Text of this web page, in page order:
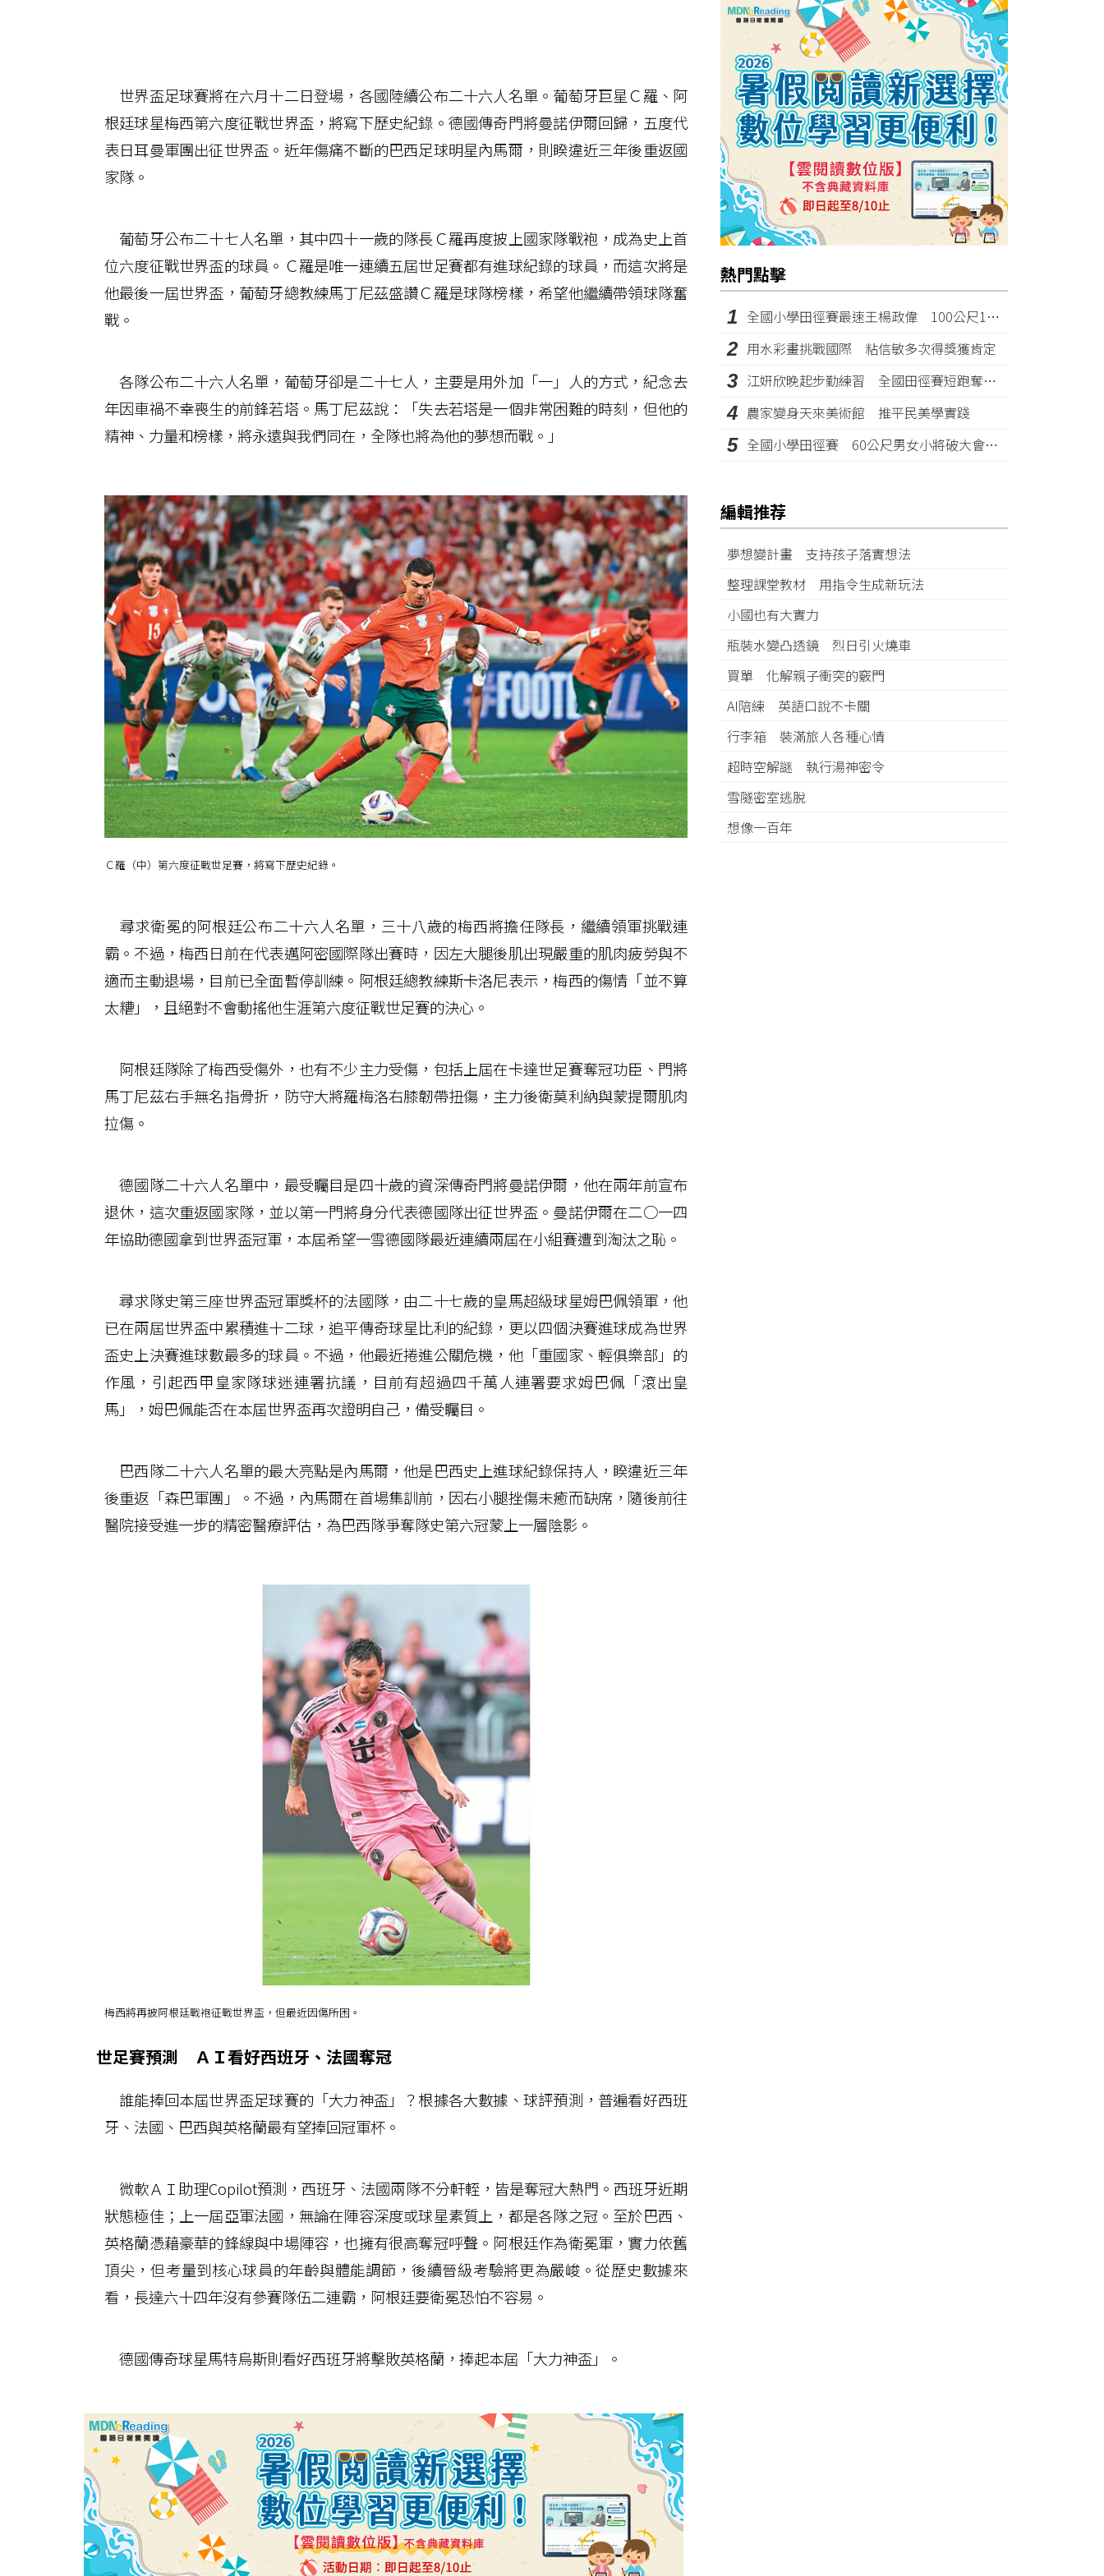
世界盃足球賽將在六月十二日登場，各國陸續公布二十六人名單。葡萄牙巨星Ｃ羅、阿
根廷球星梅西第六度征戰世界盃，將寫下歷史紀錄。德國傳奇門將曼諾伊爾回歸，五度代
表日耳曼軍團出征世界盃。近年傷痛不斷的巴西足球明星內馬爾，則睽違近三年後重返國
家隊。
葡萄牙公布二十七人名單，其中四十一歲的隊長Ｃ羅再度披上國家隊戰袍，成為史上首
位六度征戰世界盃的球員。Ｃ羅是唯一連續五屆世足賽都有進球紀錄的球員，而這次將是
他最後一屆世界盃，葡萄牙總教練馬丁尼茲盛讚Ｃ羅是球隊榜樣，希望他繼續帶領球隊奮
戰。
各隊公布二十六人名單，葡萄牙卻是二十七人，主要是用外加「一」人的方式，紀念去
年因車禍不幸喪生的前鋒若塔。馬丁尼茲說：「失去若塔是一個非常困難的時刻，但他的
精神、力量和榜樣，將永遠與我們同在，全隊也將為他的夢想而戰。」
Ｃ羅（中）第六度征戰世足賽，將寫下歷史紀錄。
尋求衛冕的阿根廷公布二十六人名單，三十八歲的梅西將擔任隊長，繼續領軍挑戰連
霸。不過，梅西日前在代表邁阿密國際隊出賽時，因左大腿後肌出現嚴重的肌肉疲勞與不
適而主動退場，目前已全面暫停訓練。阿根廷總教練斯卡洛尼表示，梅西的傷情「並不算
太糟」，且絕對不會動搖他生涯第六度征戰世足賽的決心。
阿根廷隊除了梅西受傷外，也有不少主力受傷，包括上屆在卡達世足賽奪冠功臣、門將
馬丁尼茲右手無名指骨折，防守大將羅梅洛右膝韌帶扭傷，主力後衛莫利納與蒙提爾肌肉
拉傷。
德國隊二十六人名單中，最受矚目是四十歲的資深傳奇門將曼諾伊爾，他在兩年前宣布
退休，這次重返國家隊，並以第一門將身分代表德國隊出征世界盃。曼諾伊爾在二○一四
年協助德國拿到世界盃冠軍，本屆希望一雪德國隊最近連續兩屆在小組賽遭到淘汰之恥。
尋求隊史第三座世界盃冠軍獎杯的法國隊，由二十七歲的皇馬超級球星姆巴佩領軍，他
已在兩屆世界盃中累積進十二球，追平傳奇球星比利的紀錄，更以四個決賽進球成為世界
盃史上決賽進球數最多的球員。不過，他最近捲進公關危機，他「重國家、輕俱樂部」的
作風，引起西甲皇家隊球迷連署抗議，目前有超過四千萬人連署要求姆巴佩「滾出皇
馬」，姆巴佩能否在本屆世界盃再次證明自己，備受矚目。
巴西隊二十六人名單的最大亮點是內馬爾，他是巴西史上進球紀錄保持人，睽違近三年
後重返「森巴軍團」。不過，內馬爾在首場集訓前，因右小腿挫傷未癒而缺席，隨後前往
醫院接受進一步的精密醫療評估，為巴西隊爭奪隊史第六冠蒙上一層陰影。
梅西將再披阿根廷戰袍征戰世界盃，但最近因傷所困。
世足賽預測 ＡＩ看好西班牙、法國奪冠
誰能捧回本屆世界盃足球賽的「大力神盃」？根據各大數據、球評預測，普遍看好西班
牙、法國、巴西與英格蘭最有望捧回冠軍杯。
微軟ＡＩ助理Copilot預測，西班牙、法國兩隊不分軒輊，皆是奪冠大熱門。西班牙近期
狀態極佳；上一屆亞軍法國，無論在陣容深度或球星素質上，都是各隊之冠。至於巴西、
英格蘭憑藉豪華的鋒線與中場陣容，也擁有很高奪冠呼聲。阿根廷作為衛冕軍，實力依舊
頂尖，但考量到核心球員的年齡與體能調節，後續晉級考驗將更為嚴峻。從歷史數據來
看，長達六十四年沒有參賽隊伍二連霸，阿根廷要衛冕恐怕不容易。
德國傳奇球星馬特烏斯則看好西班牙將擊敗英格蘭，捧起本屆「大力神盃」。
熱門點擊
1 全國小學田徑賽最速王楊政偉 100公尺11秒87奪金
2 用水彩畫挑戰國際 粘信敏多次得獎獲肯定
3 江姸欣晚起步勤練習 全國田徑賽短跑奪金摘銅
4 農家變身天來美術館 推平民美學實踐
5 全國小學田徑賽 60公尺男女小將破大會紀錄
編輯推荐
夢想變計畫 支持孩子落實想法
整理課堂教材 用指令生成新玩法
小國也有大實力
瓶裝水變凸透鏡 烈日引火燒車
買單 化解親子衝突的竅門
AI陪練 英語口說不卡關
行李箱 裝滿旅人各種心情
超時空解謎 執行湯神密令
雪隧密室逃脫
想像一百年